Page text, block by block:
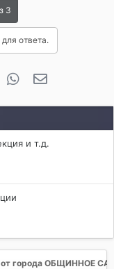
3
ответа.
Tumblr WhatsApp
и т.д.
от города ОБЩИННОЕ